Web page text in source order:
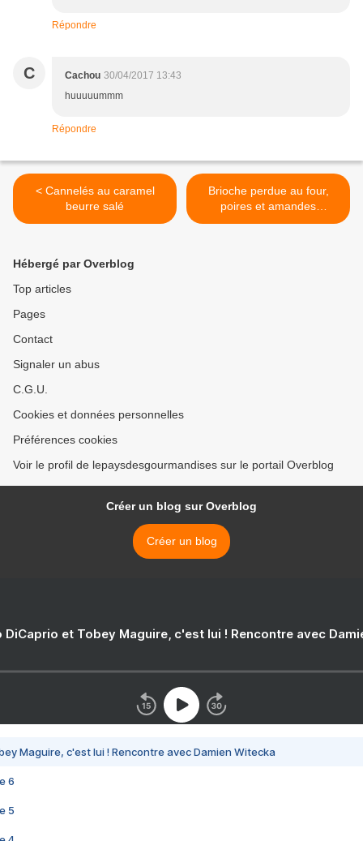
Répondre
C Cachou 30/04/2017 13:43
huuuuummm
Répondre
< Cannelés au caramel
beurre salé
Brioche perdue au four,
poires et amandes
caramélisées >
Hébergé par Overblog
Top articles
Pages
Contact
Signaler un abus
C.G.U.
Cookies et données personnelles
Préférences cookies
Voir le profil de lepaysdesgourmandises sur le portail Overblog
Créer un blog sur Overblog
Créer un blog
DiCaprio et Tobey Maguire, c'est lui ! Rencontre avec
Maguire, c'est lui ! Rencontre avec Damien Witecka
6
5